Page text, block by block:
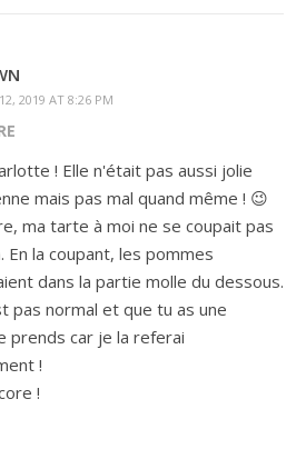
2019 AT 8:26 PM
! Elle n'était pas aussi jolie
mais pas mal quand même ! 😉
ma tarte à moi ne se coupait pas
En la coupant, les pommes
dans la partie molle du dessous.
pas normal et que tu as une
prends car je la referai
!
!